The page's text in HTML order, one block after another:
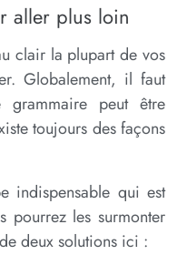
aller plus loin
clair la plupart de vos
Globalement, il faut
peut être
toujours des façons
indispensable qui est
pourrez les surmonter
deux solutions ici :